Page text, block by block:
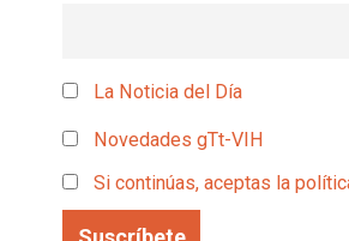
La Noticia del Día
Novedades gTt-VIH
Si continúas, aceptas la